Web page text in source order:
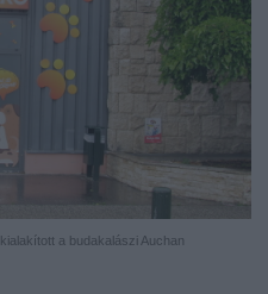
a budakalászi Auchan